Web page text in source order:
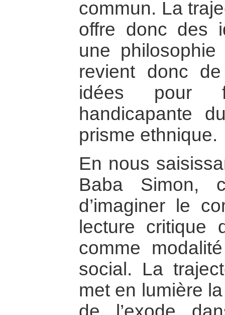
commun. La
offre donc des
une
revient donc
idées pour
handicapante
prisme ethnique.
En nous
Baba Simon,
d’imaginer le
lecture critique
comme
social. La
met en lumière